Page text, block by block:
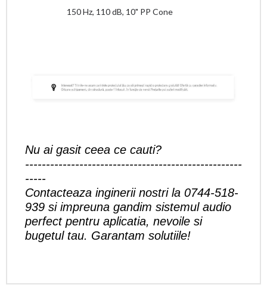
150 Hz, 110 dB, 10" PP Cone
Nu ai gasit ceea ce cauti?
----------------------------------------------------
-----
Contacteaza inginerii nostri la 0744-518-
939 si impreuna gandim sistemul audio
perfect pentru aplicatia, nevoile si
bugetul tau. Garantam solutiile!